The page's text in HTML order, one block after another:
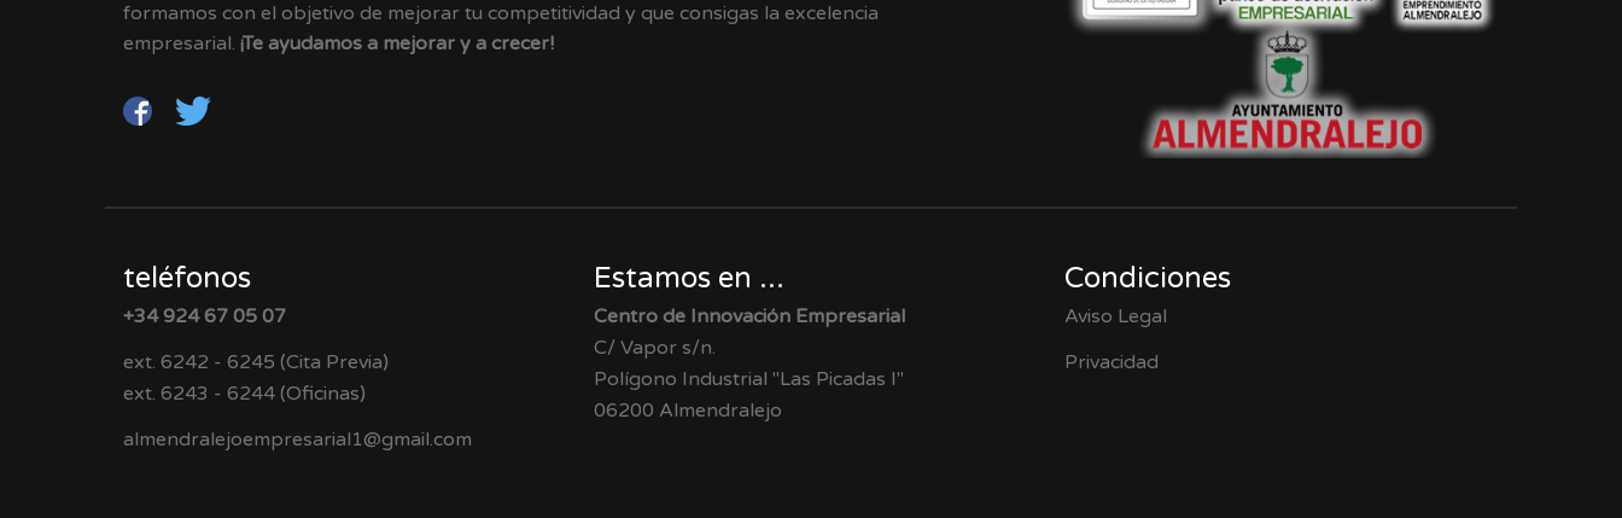
formamos con el objetivo de mejorar tu competitividad y que consigas la excelencia
empresarial. ¡Te ayudamos a mejorar y a crecer!
teléfonos
+34 924 67 05 07
ext. 6242 - 6245 (Cita Previa)
ext. 6243 - 6244 (Oficinas)
almendralejoempresarial1@gmail.com
Estamos en ...
Centro de Innovación Empresarial
C/ Vapor s/n.
Polígono Industrial "Las Picadas I"
06200 Almendralejo
Condiciones
Aviso Legal
Privacidad